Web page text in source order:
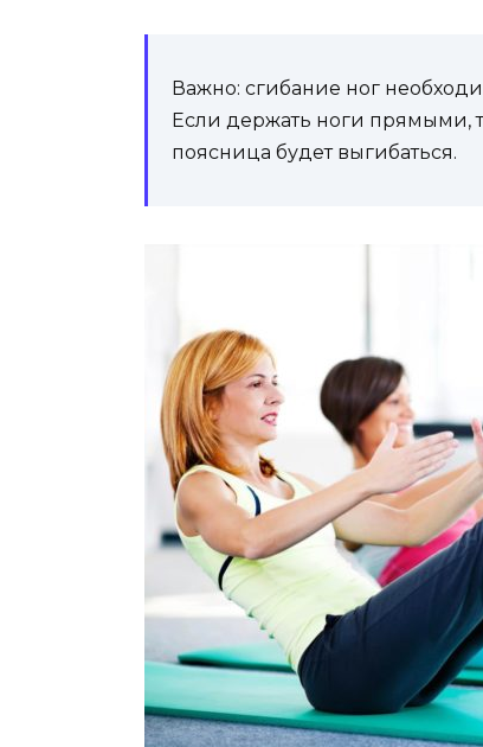
Важно: сгибание ног
Если держать ноги прямыми,
поясница будет выгибаться.